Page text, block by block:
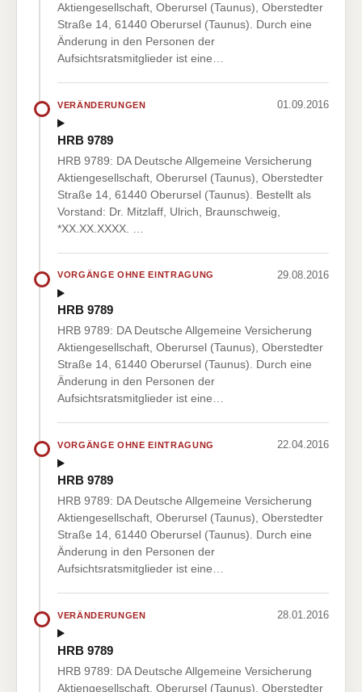
Aktiengesellschaft, Oberursel (Taunus), Oberstedter
Straße 14, 61440 Oberursel (Taunus). Durch eine
Änderung in den Personen der
Aufsichtsratsmitglieder ist eine…
VERÄNDERUNGEN 01.09.2016
HRB 9789
HRB 9789: DA Deutsche Allgemeine Versicherung
Aktiengesellschaft, Oberursel (Taunus), Oberstedter
Straße 14, 61440 Oberursel (Taunus). Bestellt als
Vorstand: Dr. Mitzlaff, Ulrich, Braunschweig,
*XX.XX.XXXX. …
VORGÄNGE OHNE EINTRAGUNG 29.08.2016
HRB 9789
HRB 9789: DA Deutsche Allgemeine Versicherung
Aktiengesellschaft, Oberursel (Taunus), Oberstedter
Straße 14, 61440 Oberursel (Taunus). Durch eine
Änderung in den Personen der
Aufsichtsratsmitglieder ist eine…
VORGÄNGE OHNE EINTRAGUNG 22.04.2016
HRB 9789
HRB 9789: DA Deutsche Allgemeine Versicherung
Aktiengesellschaft, Oberursel (Taunus), Oberstedter
Straße 14, 61440 Oberursel (Taunus). Durch eine
Änderung in den Personen der
Aufsichtsratsmitglieder ist eine…
VERÄNDERUNGEN 28.01.2016
HRB 9789
HRB 9789: DA Deutsche Allgemeine Versicherung
Aktiengesellschaft, Oberursel (Taunus), Oberstedter